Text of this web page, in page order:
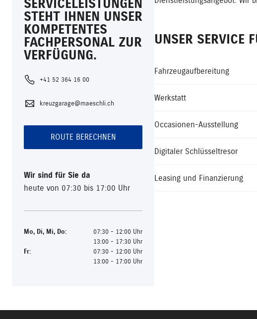
UNSER SERVICE
Fahrzeugaufbereitung
Werkstatt
Occasionen-Ausstellung
Digitaler Schlüsseltresor
Leasing und Finanzierung
SERVICELEISTUNGEN
STEHT IHNEN UNSER
KOMPETENTES
FACHPERSONAL ZUR
VERFÜGUNG.
+41 52 364 16 00
kreuzgarage@maeschli.ch
ROUTE BERECHNEN
Wir sind für Sie da
heute von 07:30 bis 17:00 Uhr
Mo, Di, Mi, Do:
07:30 - 12:00 Uhr
13:00 - 17:30 Uhr
Fr:
07:30 - 12:00 Uhr
13:00 - 17:00 Uhr